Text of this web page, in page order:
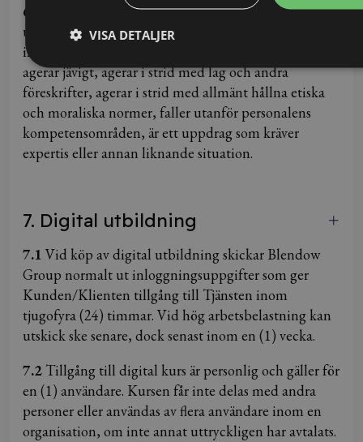
6.9
Blendow Group förbehåller sig rätten att neka
uppdrag eller besvara frågeställningar som skulle
innebära att Blendow Group medverkar till brott,
agerar jävigt, agerar i strid med lag och andra
föreskrifter, agerar i strid med allmänt hållna etiska
och moraliska normer, faller utanför personalens
kompetensområden, är ett uppdrag som kräver
expertis eller annan liknande situation.
7. Digital utbildning
7.1 Vid köp av digital utbildning skickar Blendow
Group normalt ut inloggningsuppgifter som ger
Kunden/Klienten tillgång till Tjänsten inom
tjugofyra (24) timmar. Vid hög arbetsbelastning kan
utskick ske senare, dock senast inom en (1) vecka.
7.2 Tillgång till digital kurs är personlig och gäller för
en (1) användare. Kursen får inte delas med andra
personer eller användas av flera användare inom en
organisation, om inte annat uttryckligen har avtalats.
VISA DETALJER